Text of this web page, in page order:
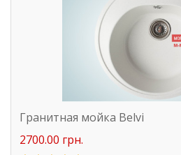
Гранитная мойка Belvi
2700.00 грн.